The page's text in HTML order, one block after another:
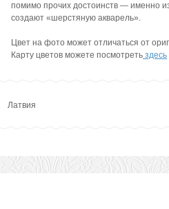
помимо прочих достоинств — именно из
создают «шерстяную акварель».
Цвет на фото может отличаться от
Карту цветов можете посмотреть здесь
Латвия